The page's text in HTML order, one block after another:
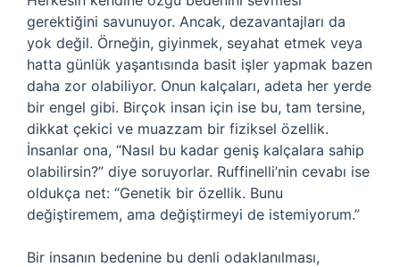
gerektiğini savunuyor. Ancak, dezavantajları da
yok değil. Örneğin, giyinmek, seyahat etmek veya
hatta günlük yaşantısında basit işler yapmak bazen
daha zor olabiliyor. Onun kalçaları, adeta her yerde
bir engel gibi. Birçok insan için ise bu, tam tersine,
dikkat çekici ve muazzam bir fiziksel özellik.
İnsanlar ona, “Nasıl bu kadar geniş kalçalara sahip
olabilirsin?” diye soruyorlar. Ruffinelli’nin cevabı ise
oldukça net: “Genetik bir özellik. Bunu
değiştiremem, ama değiştirmeyi de istemiyorum.”
Bir insanın bedenine bu denli odaklanılması,